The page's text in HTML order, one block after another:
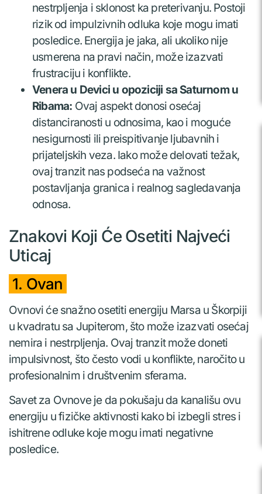
nestrpljenja i sklonost ka preterivanju. Postoji
rizik od impulzivnih odluka koje mogu imati
posledice. Energija je jaka, ali ukoliko nije
usmerena na pravi način, može izazvati
frustraciju i konflikte.
Venera u Devici u opoziciji sa Saturnom u
Ribama: Ovaj aspekt donosi osećaj
distanciranosti u odnosima, kao i moguće
nesigurnosti ili preispitivanje ljubavnih i
prijateljskih veza. Iako može delovati težak,
ovaj tranzit nas podseća na važnost
postavljanja granica i realnog sagledavanja
odnosa.
Znakovi Koji Će Osetiti Najveći
Uticaj
1. Ovan
Ovnovi će snažno osetiti energiju Marsa u Škorpiji
u kvadratu sa Jupiterom, što može izazvati osećaj
nemira i nestrpljenja. Ovaj tranzit može doneti
impulsivnost, što često vodi u konflikte, naročito u
profesionalnim i društvenim sferama.
Savet za Ovnove je da pokušaju da kanališu ovu
energiju u fizičke aktivnosti kako bi izbegli stres i
ishitrene odluke koje mogu imati negativne
posledice.